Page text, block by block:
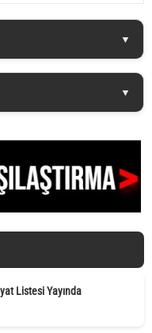
Listesi Yayında